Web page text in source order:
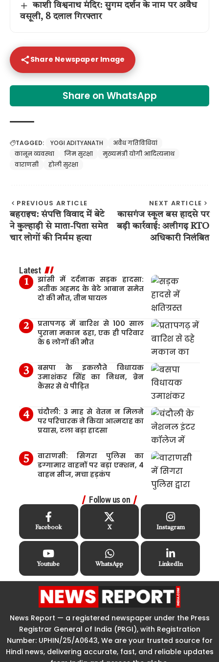
काशी विश्वनाथ मंदिर: सुगम दर्शन के नाम पर अवैध
वसूली, 8 दलाल गिरफ्तार
Share Newspaper Image
Share on WhatsApp
TAGGED: YOGI ADITYANATH
अवैध गतिविधियां
कानून व्यवस्था
जिम सुरक्षा
मुख्यमंत्री योगी आदित्यनाथ
वाराणसी
होली सुरक्षा
PREVIOUS ARTICLE
बहराइच: संपत्ति विवाद में बेटे
ने कुल्हाड़ी से माता-पिता समेत
चार लोगों की निर्मम हत्या
NEXT ARTICLE
कासगंज स्कूल बस हादसे पर
बड़ी कार्रवाई: अलीगढ़ RTO
अधिकारी निलंबित
Latest
झांसी में दर्दनाक सड़क हादसा:
अतीक अहमद के बेटे आबान समेत
दो की मौत, तीन घायल
प्रतापगढ़ में बारिश से 100 साल
पुराना मकान ढहा, एक ही परिवार
के 6 लोगों की मौत
बसपा के इकलौते विधायक
उमाशंकर सिंह का निधन, ब्रेन
कैंसर से थे पीड़ित
चंदौली: 3 माह से वेतन न मिलने
पर परिचारक ने किया आत्मदाह का
प्रयास, टला बड़ा हादसा
वाराणसी: सिगरा पुलिस का
डग्गामार वाहनों पर बड़ा एक्शन, 4
वाहन सीज, मचा हड़कंप
Follow us on
Facebook X Instagram
Youtube WhatsApp LinkedIn
News Report — a registered newspaper under the Press
Registrar General of India (PRGI), with Registration
Number: UPHIN/25/A0643, We are your trusted source for
Hindi news, delivering accurate, fast, and reliable updates